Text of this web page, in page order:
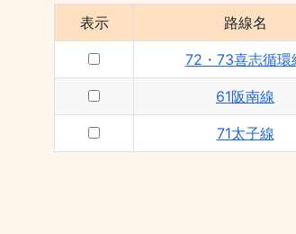
表示 路線名
72・73喜志循環
61阪南線
71太子線